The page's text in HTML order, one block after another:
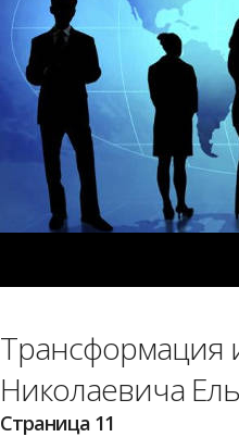
Трансформация
Николаевича
Страница 11